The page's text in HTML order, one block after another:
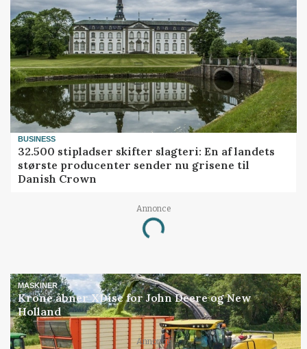
BUSINESS
32.500 stipladser skifter slagteri: En af landets
største producenter sender nu grisene til
Danish Crown
Annonce
Loading...
MASKINER
Krone åbner XDisc for John Deere og New
Holland
Annonce